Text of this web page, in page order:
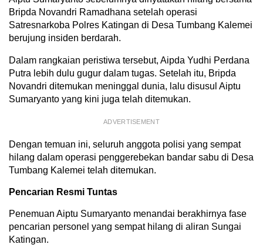
Bripda Novandri Ramadhana setelah operasi
Satresnarkoba Polres Katingan di Desa Tumbang Kalemei
berujung insiden berdarah.
Dalam rangkaian peristiwa tersebut, Aipda Yudhi Perdana
Putra lebih dulu gugur dalam tugas. Setelah itu, Bripda
Novandri ditemukan meninggal dunia, lalu disusul Aiptu
Sumaryanto yang kini juga telah ditemukan.
ADVERTISEMENT
Dengan temuan ini, seluruh anggota polisi yang sempat
hilang dalam operasi penggerebekan bandar sabu di Desa
Tumbang Kalemei telah ditemukan.
Pencarian Resmi Tuntas
Penemuan Aiptu Sumaryanto menandai berakhirnya fase
pencarian personel yang sempat hilang di aliran Sungai
Katingan.